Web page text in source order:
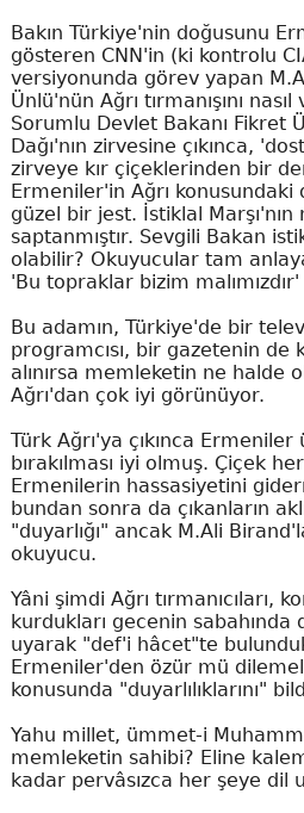
Bakın Türkiye'nin doğusunu
gösteren CNN'in (ki kontrolu
versiyonunda görev yapan
Ünlü'nün Ağrı tırmanışını
Sorumlu Devlet Bakanı Fikret
Dağı'nın zirvesine çıkınca,
zirveye kır çiçeklerinden bir
Ermeniler'in Ağrı konusundaki
güzel bir jest. İstiklal
saptanmıştır. Sevgili Bakan
olabilir? Okuyucular tam
'Bu topraklar bizim
Bu adamın, Türkiye'de bir
programcısı, bir gazetenin de
alınırsa memleketin ne halde
Ağrı'dan çok iyi görünüyor.
Türk Ağrı'ya çıkınca
bırakılması iyi olmuş. Çiçek
Ermenilerin hassasiyetini
bundan sonra da çıkanların
"duyarlığı" ancak M.Ali
okuyucu.
Yâni şimdi Ağrı tırmanıcıları,
kurdukları gecenin sabahında
uyarak "def'i hâcet"te
Ermeniler'den özür mü
konusunda "duyarlılıklarını"
Yahu millet, ümmet-i
memleketin sahibi? Eline
kadar pervâsızca her şeye dil